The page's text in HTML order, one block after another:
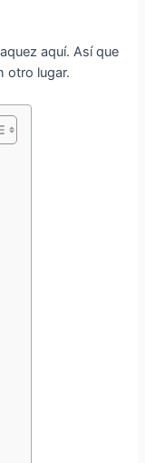
aquí. Así que
otro lugar.